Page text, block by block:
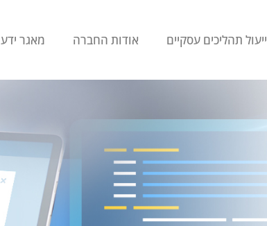
ייעול תהליכים עסקיים אודות החברה מאגר ידע